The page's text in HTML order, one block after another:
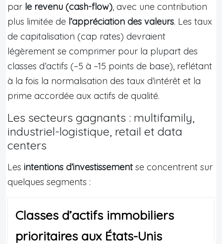
par le revenu (cash-flow), avec une contribution
plus limitée de l’appréciation des valeurs. Les taux
de capitalisation (cap rates) devraient
légèrement se comprimer pour la plupart des
classes d’actifs (–5 à –15 points de base), reflétant
à la fois la normalisation des taux d’intérêt et la
prime accordée aux actifs de qualité.
Les secteurs gagnants : multifamily,
industriel-logistique, retail et data
centers
Les intentions d’investissementse concentrent sur
quelques segments :
Classes d’actifs immobiliers
prioritaires aux États-Unis